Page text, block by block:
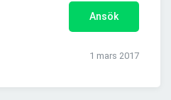
Ansök
1 mars 2017